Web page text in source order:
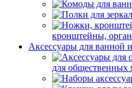
кронштейны,
Аксессуары для ванной и
для общественных